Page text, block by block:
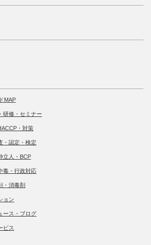
MAP
研修・セミナー
・対策
・認定・検定
立人・BCP
毒・行政対応
・消毒剤
ョン
ース・ブログ
ビス